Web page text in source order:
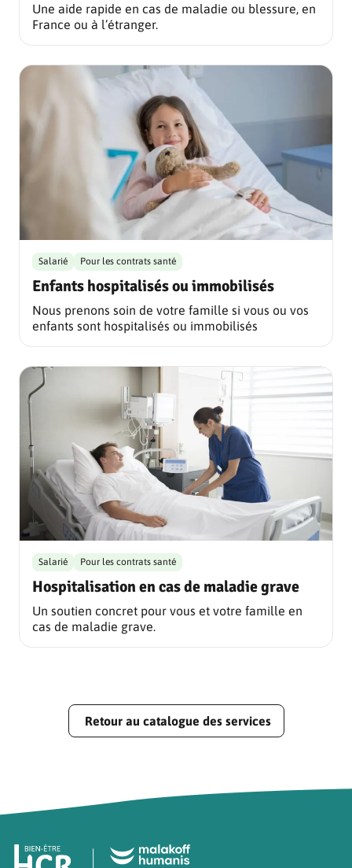
Une aide rapide en cas de maladie ou blessure, en
France ou à l’étranger.
Enfants hospitalisés ou immobilisés
Salarié Pour les contrats santé
Nous prenons soin de votre famille si vous ou vos
enfants sont hospitalisés ou immobilisés
Hospitalisation en cas de maladie grave
Salarié Pour les contrats santé
Un soutien concret pour vous et votre famille en
cas de maladie grave.
Retour au catalogue des services
Pied de page HCR Bien-Être